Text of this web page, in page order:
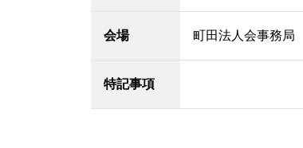
会場 町田法人会事務局
特記事項